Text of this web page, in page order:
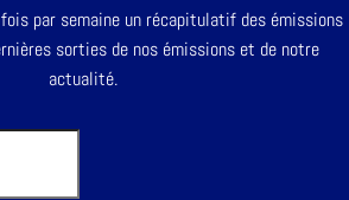
par semaine un récapitulatif des émissions
sorties de nos émissions et de notre
actualité.